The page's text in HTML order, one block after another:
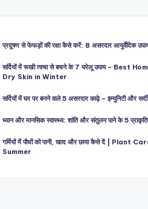
प्रदूषण से फेफड़ों की रक्षा कैसे करें: 8 असरदार आयुर्वेदिक
सर्दियों में रूखी त्वचा से बचने के 7 घरेलू उपाय – Best
Dry Skin in Winter
सर्दियों में घर पर बनने वाले 5 असरदार काढ़े – इम्युनिटी और
ध्यान और मानसिक स्वास्थ्य: शांति और संतुलन पाने के 5
गर्मियों में पौधों को पानी, खाद और छाया कैसे दें | Plant
Summer